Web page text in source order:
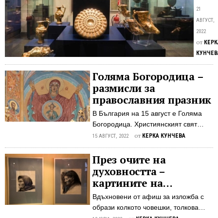
в
всеки
е
или
златно
състои
тегло
над
21
АВГУСТ,
2022
от
Голяма Богородица –
размисли за
православния празник
В България на 15 август е Голяма
Богородица. Християнският свят
празнува Успението на Дева Мария,
и благочестие. Това са принципите,
които показват въплъщението на
светостта Божия, която е достойна
да отгледа и възпита Сина небесен
тук на земята. Скромността и
благостта в предаването на
15 АВГУСТ, 2022 от КЕРКА КУНЧЕВА
През очите на
духовността –
картините на
стрелчанина Мильо
Балтов
Вдъхновени от афиш за изложба с
образи колкото човешки, толкова